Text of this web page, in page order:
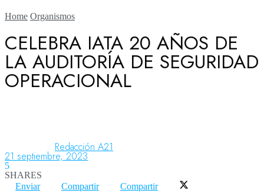
Aerolíneas
Aeropuertos
Columnistas
Home Organismos
CELEBRA IATA 20 AÑOS DE
LA AUDITORÍA DE SEGURIDAD
OPERACIONAL
Redacción A21
21 septiembre, 2023
5
SHARES
Enviar
Compartir Compartir